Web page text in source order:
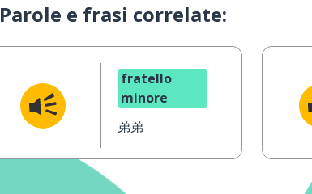
Parole e frasi correlate:
fratello
minore
弟弟